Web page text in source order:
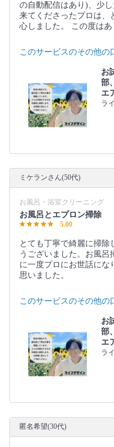
の自動配信はあり)、少
来てくださったプロは、
心しました。 この度はあ
このサービスのその他の
お
部
エ
ラ
ミケランさん(50代)
お風呂・浴室クリーニング
お風呂とエプロン掃除
5.00
とても丁寧で綺麗に掃除
うございました。お風
に一度プロにお世話にな
思いました。
このサービスのその他の
お
部
エ
ラ
匿名希望(30代)